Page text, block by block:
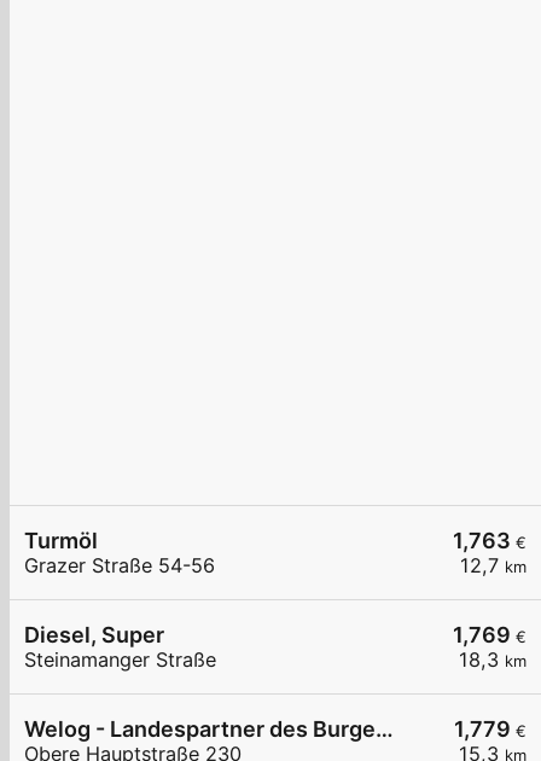
1,763 €
12,7 km
Turmöl
Grazer Straße 54-56
1,769 €
18,3 km
Diesel, Super
Steinamanger Straße
1,779 €
15,3 km
Welog - Landespartner des Burgenlands
Obere Hauptstraße 230